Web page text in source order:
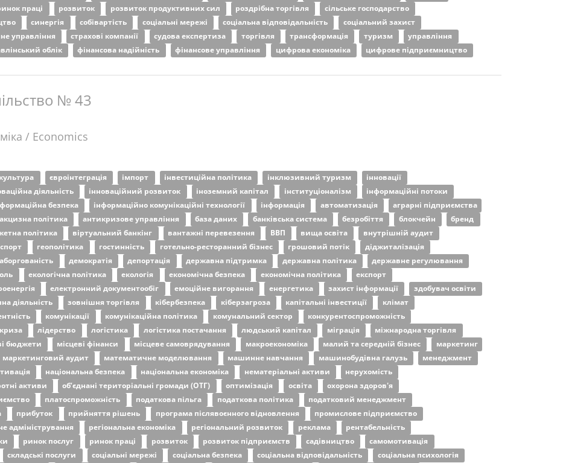
праці розвиток розвиток продуктивних сил роздрібна торгівля
сільське господарство
синергія собівартість соціальні мережі соціальна відповідальність
соціальний захист
управління страхові компанії судова експертиза торгівля трансформація туризм
управління
облік фінансова надійність фінансове управління цифрова економіка
цифрове підприємництво
№ 43
/ Economics
євроінтеграція імпорт інвестиційна політика інклюзивний туризм
інновації
діяльність інноваційний розвиток іноземний капітал інституціоналізм
інформаційні потоки
безпека інформаційно комунікаційні технології інформація автоматизація
аграрні підприємства
акцизна політика антикризове управління база даних банківська система безробіття блокчейн
бренд
політика віртуальний банкінг вантажні перевезення ВВП вища освіта
внутрішній аудит
геополітика гостинність готельно-ресторанний бізнес грошовий потік
діджиталізація
демократія депортація державна підтримка державна політика
державне регулювання
екологічна політика екологія економічна безпека економічна політика
експорт
електронний документообіг емоційне вигорання енергетика захист інформації
здобувач освіти
діяльність зовнішня торгівля кібербезпека кіберзагроза капітальні інвестиції
клімат
комунікації комунікаційна політика комунальний сектор
конкурентоспроможність
криза лідерство логістика логістика постачання людський капітал міграція
міжнародна торгівля
бюджети місцеві фінанси місцеве самоврядування макроекономіка малий та середній бізнес
маркетинг
маркетинговий аудит математичне моделювання машинне навчання машинобудівна галузь
менеджмент
національна безпека національна економіка нематеріальні активи
нерухомість
активи об’єднані територіальні громади (ОТГ) оптимізація освіта
охорона здоров'я
платоспроможність податкова пільга податкова політика
податковий менеджмент
прибуток прийняття рішень програма післявоєнного відновлення
промислове підприємство
адміністрування регіональна економіка регіональний розвиток реклама
рентабельність
ринок послуг ринок праці розвиток розвиток підприємств садівництво
самомотивація
складські послуги соціальні мережі соціальна безпека соціальна відповідальність соціальна психологія